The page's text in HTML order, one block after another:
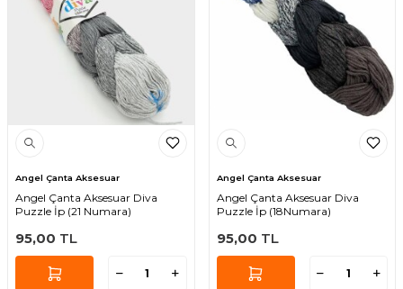
Angel Çanta Aksesuar
Angel Çanta Aksesuar Diva
Puzzle İp (21 Numara)
95,00 TL
Angel Çanta Aksesuar
Angel Çanta Aksesuar Diva
Puzzle İp (18Numara)
95,00 TL